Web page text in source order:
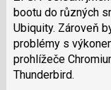
bootu do různých
Ubiquity. Zároveň
problémy s
prohlížeče
Thunderbird.